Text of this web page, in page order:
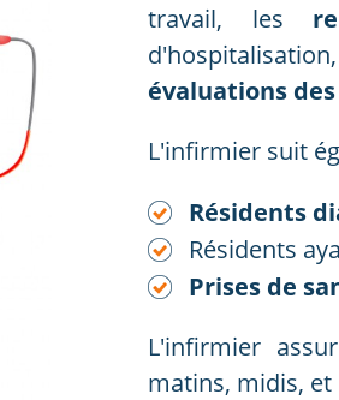
travail, les
évaluations
L'infirmier suit
Résidents
Résidents
Prises de
L'infirmier
matins, midis,